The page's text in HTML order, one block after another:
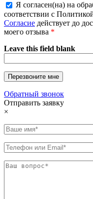
Я согласен(на) на
соответствии с
Согласие действует до
моего отзыва *
Leave this field blank
Обратный звонок
Отправить заявку
×